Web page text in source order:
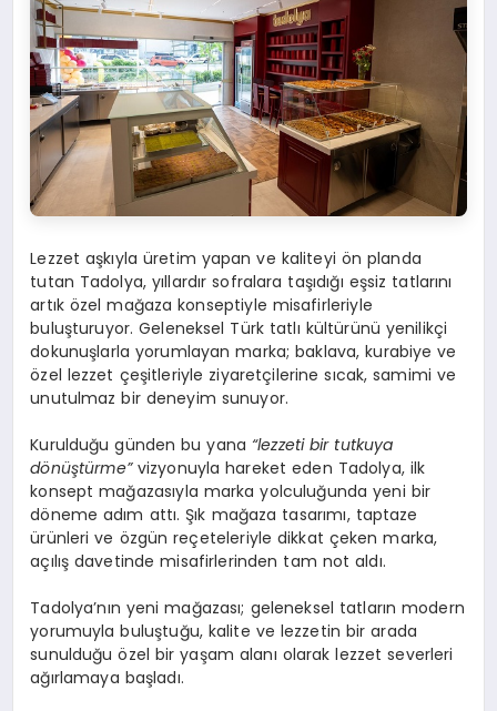
Lezzet aşkıyla üretim yapan ve kaliteyi ön planda
tutan Tadolya, yıllardır sofralara taşıdığı eşsiz tatlarını
artık özel mağaza konseptiyle misafirleriyle
buluşturuyor. Geleneksel Türk tatlı kültürünü yenilikçi
dokunuşlarla yorumlayan marka; baklava, kurabiye ve
özel lezzet çeşitleriyle ziyaretçilerine sıcak, samimi ve
unutulmaz bir deneyim sunuyor.
Kurulduğu günden bu yana “lezzeti bir tutkuya
dönüştürme”vizyonuyla hareket eden Tadolya, ilk
konsept mağazasıyla marka yolculuğunda yeni bir
döneme adım attı. Şık mağaza tasarımı, taptaze
ürünleri ve özgün reçeteleriyle dikkat çeken marka,
açılış davetinde misafirlerinden tam not aldı.
Tadolya’nın yeni mağazası; geleneksel tatların modern
yorumuyla buluştuğu, kalite ve lezzetin bir arada
sunulduğu özel bir yaşam alanı olarak lezzet severleri
ağırlamaya başladı.